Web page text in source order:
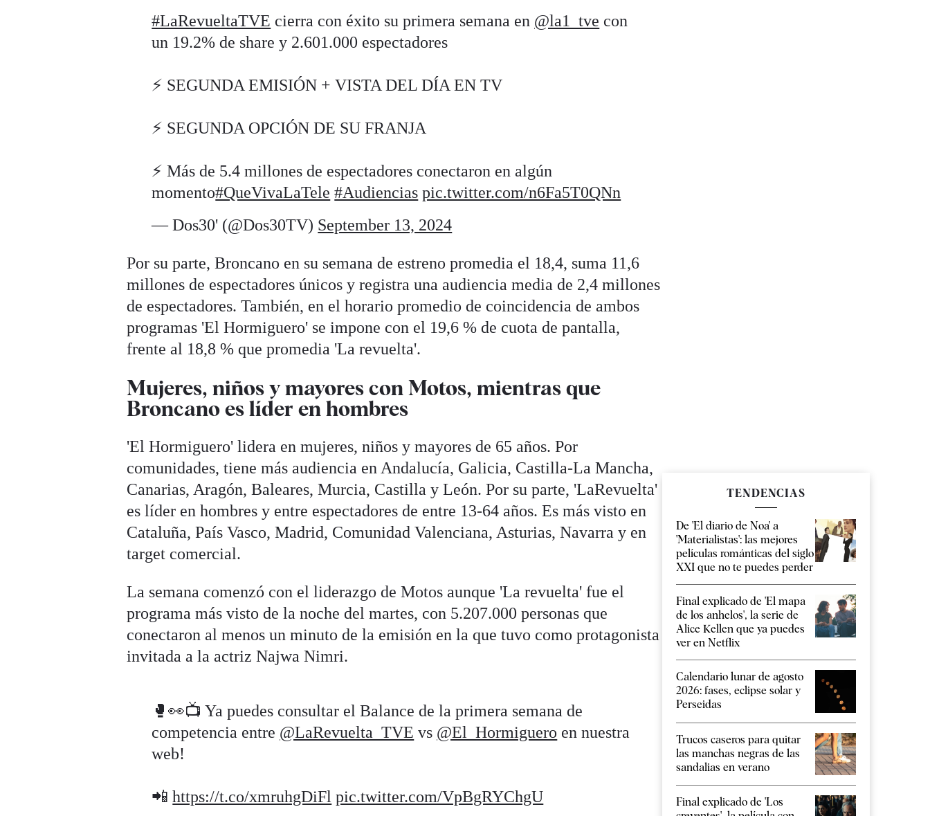
#LaRevueltaTVE cierra con éxito su primera semana en @la1_tve con
un 19.2% de share y 2.601.000 espectadores
⚡️ SEGUNDA EMISIÓN + VISTA DEL DÍA EN TV
⚡️ SEGUNDA OPCIÓN DE SU FRANJA
⚡️ Más de 5.4 millones de espectadores conectaron en algún
momento#QueVivaLaTele #Audiencias pic.twitter.com/n6Fa5T0QNn
— Dos30' (@Dos30TV) September 13, 2024
Por su parte, Broncano en su semana de estreno promedia el 18,4, suma 11,6
millones de espectadores únicos y registra una audiencia media de 2,4 millones
de espectadores. También, en el horario promedio de coincidencia de ambos
programas 'El Hormiguero' se impone con el 19,6 % de cuota de pantalla,
frente al 18,8 % que promedia 'La revuelta'.
Mujeres, niños y mayores con Motos, mientras que
Broncano es líder en hombres
'El Hormiguero' lidera en mujeres, niños y mayores de 65 años. Por
comunidades, tiene más audiencia en Andalucía, Galicia, Castilla-La Mancha,
Canarias, Aragón, Baleares, Murcia, Castilla y León. Por su parte, 'LaRevuelta'
es líder en hombres y entre espectadores de entre 13-64 años. Es más visto en
Cataluña, País Vasco, Madrid, Comunidad Valenciana, Asturias, Navarra y en
target comercial.
La semana comenzó con el liderazgo de Motos aunque 'La revuelta' fue el
programa más visto de la noche del martes, con 5.207.000 personas que
conectaron al menos un minuto de la emisión en la que tuvo como protagonista
invitada a la actriz Najwa Nimri.
🥊👀📺 Ya puedes consultar el Balance de la primera semana de
competencia entre @LaRevuelta_TVE vs @El_Hormiguero en nuestra
web!
📲https://t.co/xmruhgDiFl pic.twitter.com/VpBgRYChgU
TENDENCIAS
De 'El diario de Noa' a
'Materialistas': las mejores
películas románticas del siglo
XXI que no te puedes perder
Final explicado de 'El mapa
de los anhelos', la serie de
Alice Kellen que ya puedes
ver en Netflix
Calendario lunar de agosto
2026: fases, eclipse solar y
Perseidas
Trucos caseros para quitar
las manchas negras de las
sandalias en verano
Final explicado de 'Los